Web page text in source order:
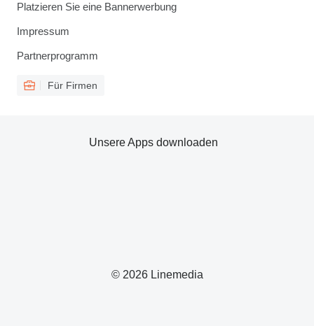
Platzieren Sie eine Bannerwerbung
Impressum
Partnerprogramm
Für Firmen
© 2026 Linemedia
Unsere Apps downloaden